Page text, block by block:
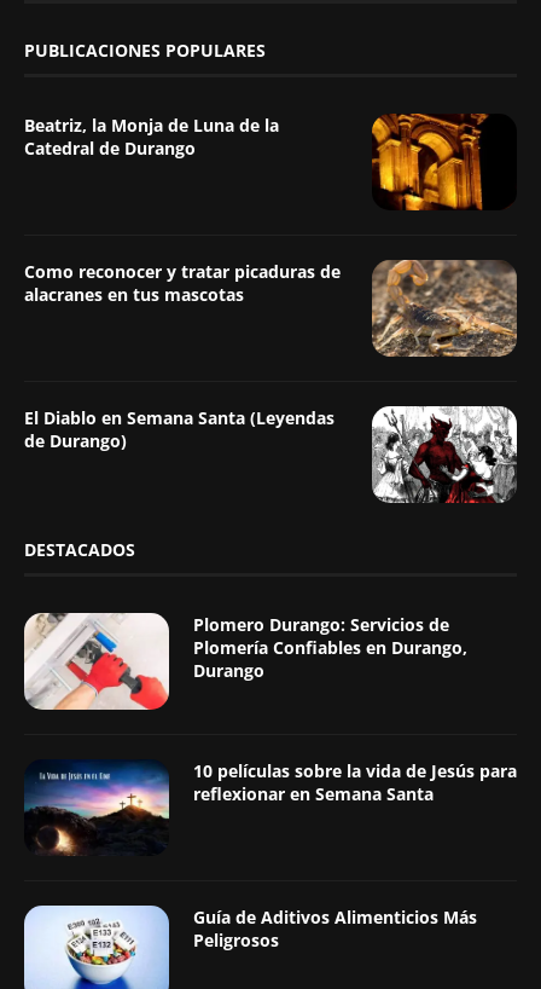
PUBLICACIONES POPULARES
Beatriz, la Monja de Luna de la
Catedral de Durango
Como reconocer y tratar picaduras de
alacranes en tus mascotas
El Diablo en Semana Santa (Leyendas
de Durango)
DESTACADOS
Plomero Durango: Servicios de
Plomería Confiables en Durango,
Durango
10 películas sobre la vida de Jesús para
reflexionar en Semana Santa
Guía de Aditivos Alimenticios Más
Peligrosos